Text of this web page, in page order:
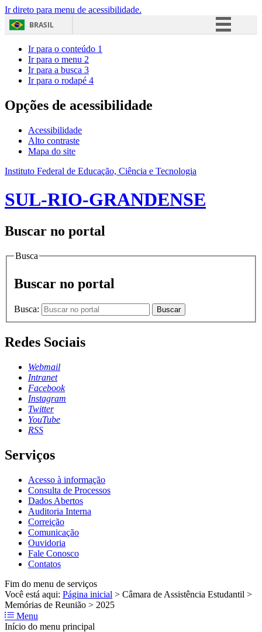
Ir direto para menu de acessibilidade.
BRASIL
Acesso à informação
Ir para o conteúdo 1
Ir para o menu 2
Ir para a busca 3
Ir para o rodapé 4
Opções de acessibilidade
Acessibilidade
Alto contraste
Mapa do site
Instituto Federal de Educação, Ciência e Tecnologia
SUL-RIO-GRANDENSE
Buscar no portal
Busca
Buscar no portal
Busca: Buscar
Redes Sociais
Webmail
Intranet
Facebook
Instagram
Twitter
YouTube
RSS
Serviços
Acesso à informação
Consulta de Processos
Dados Abertos
Auditoria Interna
Correição
Comunicação
Ouvidoria
Fale Conosco
Contatos
Fim do menu de serviços
Você está aqui: Página inicial > Câmara de Assistência Estudantil >
Memórias de Reunião > 2025
Menu
Início do menu principal